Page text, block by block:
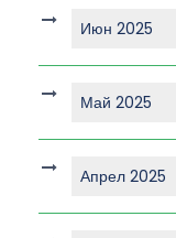
Июн 2025
Май 2025
Апрел 2025